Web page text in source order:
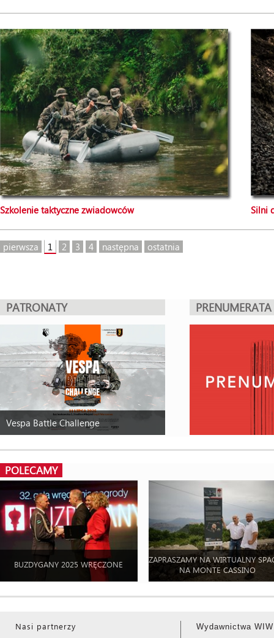
Szkolenie taktyczne zwiadowców Silni
pierwsza 1 2 3 4 następna ostatnia
PATRONATY
Vespa Battle Challenge
PRENUMERATA
POLECAMY
BUZDYGANY 2025 WRĘCZONE
ZAPRASZAMY NA WIRTUALNY
NA MONTE CASSINO
Nasi partnerzy
Wydawnictwa WIW